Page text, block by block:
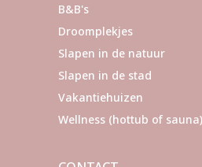
B&B's
Droomplekjes
Slapen in de natuur
Slapen in de stad
Vakantiehuizen
Wellness (hottub of sauna)